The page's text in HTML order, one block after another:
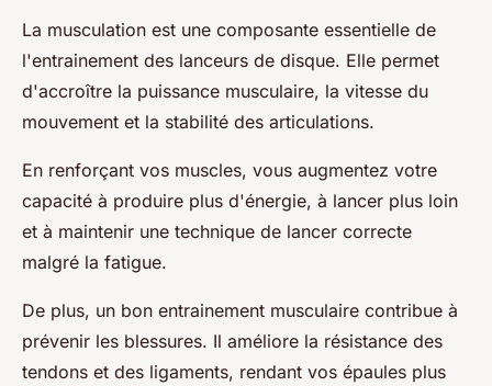
La musculation est une composante essentielle de
l'entrainement des lanceurs de disque. Elle permet
d'accroître la puissance musculaire, la vitesse du
mouvement et la stabilité des articulations.
En renforçant vos muscles, vous augmentez votre
capacité à produire plus d'énergie, à lancer plus loin
et à maintenir une technique de lancer correcte
malgré la fatigue.
De plus, un bon entrainement musculaire contribue à
prévenir les blessures. Il améliore la résistance des
tendons et des ligaments, rendant vos épaules plus